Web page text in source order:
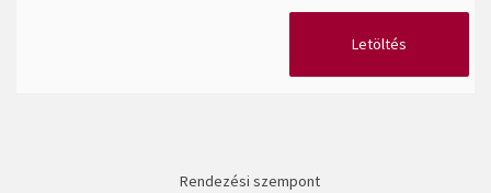
Letöltés
Rendezési szempont